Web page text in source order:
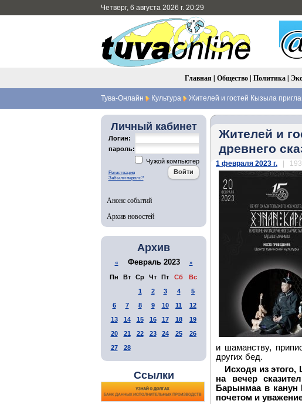
Четверг, 6 августа 2026 г. 20:29
Главная | Общество| Политика|
Тува-Онлайн Культура Жителей и гостей Кызыла
Личный кабинет
Логин:
пароль:
Чужой компьютер
Регистрация
Забыли пароль?
Анонс событий
Архив новостей
Архив
« Февраль 2023 »
Пн Вт Ср Чт Пт Сб
Вс
1
2 3 4
5
6
7 8 9 10 11
12
13
14 15 16 17 18
19
20
21 22 23 24 25
26
27
28
Ссылки
Жителей и
древнего
1 февраля 2023 г. |
и шаманству,
других бед.
Исходя из
на вечер
Барынмаа в канун
почетом и